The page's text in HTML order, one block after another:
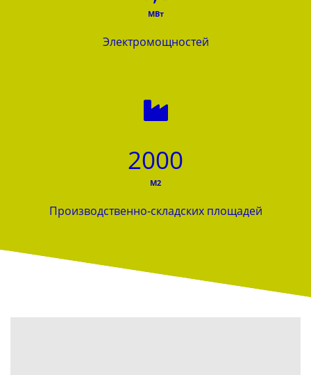
МВт
Электромощностей
2000
М2
Производственно-складских площадей